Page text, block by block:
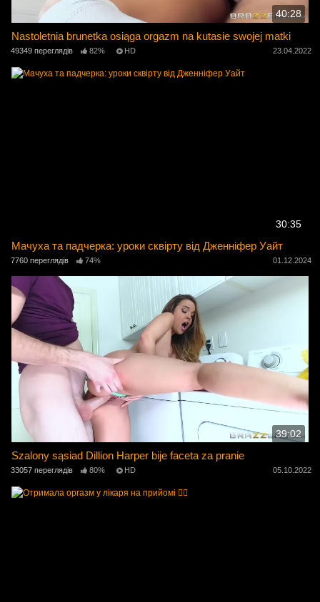
40:28
Nastoletnia brunetka osiąga orgazm na kutasie swojej matki
49349 переглядів 82% HD 23.04.2022
30:35
Мачуха та падчерка: уроки сквірту від Дженніфер Уайт
7760 переглядів 74% 01.12.2024
39:02
Szalony sąsiad Dillion Harper bije faceta za pranie
33057 переглядів 80% HD 05.10.2022